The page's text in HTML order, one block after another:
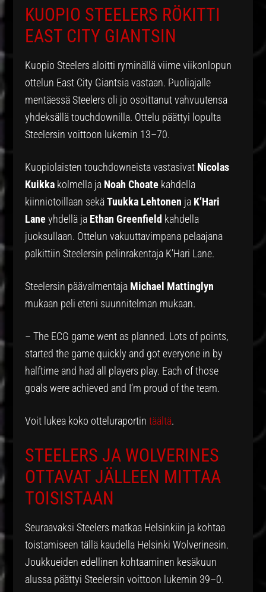
KUOPIO STEELERS RÖKITTI
EAST CITY GIANTSIN
Kuopio Steelers aloitti ryminällä viime viikonlopun
ottelun East City Giantsia vastaan. Puoliajalle
mentäessä Steelers oli jo osoittanut vahvuutensa
yhdeksällä touchdownilla. Ottelu päättyi lopulta
Steelersin voittoon lukemin 13–70.
Kuopiolaisten touchdowneista vastasivat Nicolas
Kuikka kolmella ja Noah Choate kahdella
kiinniotoillaan sekäTuukka Lehtonen ja K’Hari
Lane yhdellä ja Ethan Greenfield kahdella
juoksullaan. Ottelun vakuuttavimpana pelaajana
palkittiin Steelersin pelinrakentaja K’Hari Lane.
Steelersin päävalmentaja Michael Mattinglyn
mukaan peli eteni suunnitelman mukaan.
– The ECG game went as planned. Lots of points,
started the game quickly and got everyone in by
halftime and had all players play. Each of those
goals were achieved and I’m proud of the team.
Voit lukea koko otteluraportintäältä.
STEELERS JA WOLVERINES
OTTAVAT JÄLLEEN MITTAA
TOISISTAAN
Seuraavaksi Steelers matkaa Helsinkiin ja kohtaa
toistamiseen tällä kaudella Helsinki Wolverinesin.
Joukkueiden edellinen kohtaaminen kesäkuun
alussa päättyi Steelersin voittoon lukemin 39–0.